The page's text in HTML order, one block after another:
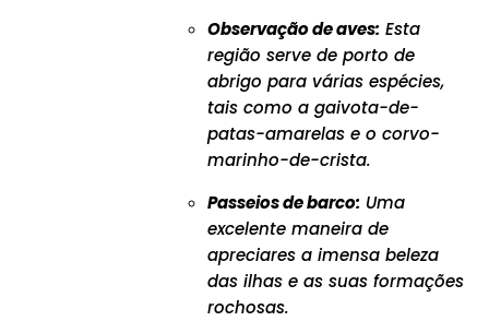
Observação de aves: Esta
região serve de porto de
abrigo para várias espécies,
tais como a gaivota-de-
patas-amarelas e o corvo-
marinho-de-crista.
Passeios de barco: Uma
excelente maneira de
apreciares a imensa beleza
das ilhas e as suas formações
rochosas.